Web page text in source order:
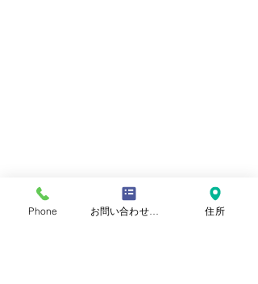
Phone お問い合わせフォーム 住所